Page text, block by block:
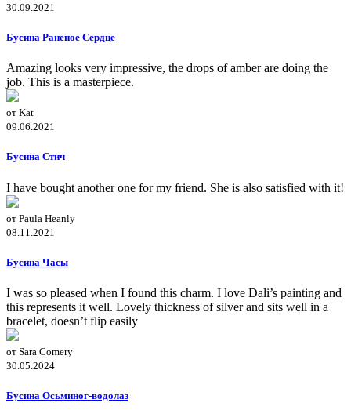
30.09.2021
Бусина Раненое Сердце
Amazing looks very impressive, the drops of amber are doing the
job. This is a masterpiece.
от Kat
09.06.2021
Бусина Стич
I have bought another one for my friend. She is also satisfied with it!
от Paula Heanly
08.11.2021
Бусина Часы
I was so pleased when I found this charm. I love Dali’s painting and
this represents it well. Lovely thickness of silver and sits well in a
bracelet, doesn’t flip easily
от Sara Comery
30.05.2024
Бусина Осьминог-водолаз